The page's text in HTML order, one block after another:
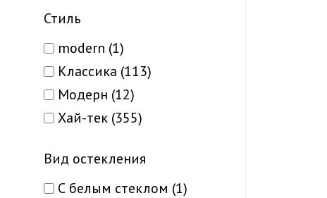
Piano Deluxe (3)
Plato (24)
Porto (14)
Porto Combi Colore (5)
Porto Combi Deluxe (2)
Prisma (2)
Royal (2)
Шпон (22)
Эмаль (60)
Стиль
modern (1)
Классика (113)
Модерн (12)
Хай-тек (355)
Вид остекления
С белым стеклом (1)